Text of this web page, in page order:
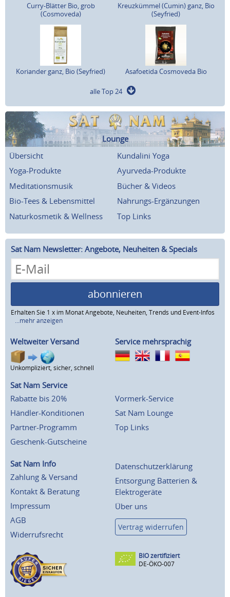
Curry-Blätter Bio, grob
(Cosmoveda)
Kreuzkümmel (Cumin) ganz, Bio
(Seyfried)
Koriander ganz, Bio (Seyfried) Asafoetida Cosmoveda Bio
alle Top 24
Lounge
Übersicht
Kundalini Yoga
Yoga-Produkte
Ayurveda-Produkte
Meditationsmusik
Bücher & Videos
Bio-Tees & Lebensmittel
Nahrungs-Ergänzungen
Naturkosmetik & Wellness
Top Links
Sat Nam Newsletter: Angebote, Neuheiten & Specials
abonnieren
Erhalten Sie 1 x im Monat Angebote, Neuheiten, Trends und Event-Infos
...mehr anzeigen
Weltweiter Versand
Unkompliziert, sicher, schnell
Service mehrsprachig
Sat Nam Service
Rabatte bis 20%
Händler-Konditionen
Partner-Programm
Geschenk-Gutscheine
Vormerk-Service
Sat Nam Lounge
Top Links
Sat Nam Info
Zahlung & Versand
Kontakt & Beratung
Impressum
AGB
Widerrufsrecht
Datenschutzerklärung
Entsorgung Batterien &
Elektrogeräte
Über uns
Vertrag widerrufen
BIO zertifiziert
DE-ÖKO-007